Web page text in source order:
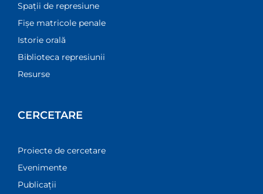
Spații de represiune
Fișe matricole penale
Istorie orală
Biblioteca represiunii
Resurse
CERCETARE
Proiecte de cercetare
Evenimente
Publicații